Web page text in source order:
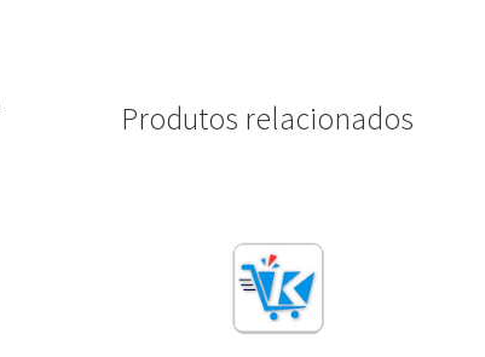
Produtos relacionados